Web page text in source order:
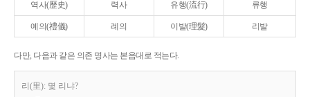
역사(歷史) 력사 유행(流行) 류행
예의(禮儀) 례의 이발(理髮) 리발
다만, 다음과 같은 의존 명사는 본음대로 적는다.
리(里): 몇 리냐?